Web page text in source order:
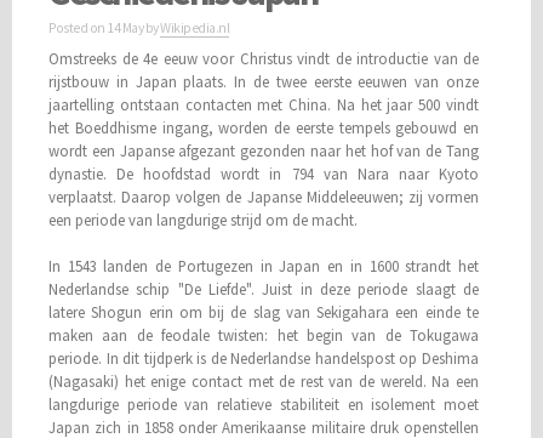
Posted on 14 MaybyWikipedia.nl
Omstreeks de 4e eeuw voor Christus vindt de introductie van de
rijstbouw in Japan plaats. In de twee eerste eeuwen van onze
jaartelling ontstaan contacten met China. Na het jaar 500 vindt
het Boeddhisme ingang, worden de eerste tempels gebouwd en
wordt een Japanse afgezant gezonden naar het hof van de Tang
dynastie. De hoofdstad wordt in 794 van Nara naar Kyoto
verplaatst. Daarop volgen de Japanse Middeleeuwen; zij vormen
een periode van langdurige strijd om de macht.
In 1543 landen de Portugezen in Japan en in 1600 strandt het
Nederlandse schip "De Liefde". Juist in deze periode slaagt de
latere Shogun erin om bij de slag van Sekigahara een einde te
maken aan de feodale twisten: het begin van de Tokugawa
periode. In dit tijdperk is de Nederlandse handelspost op Deshima
(Nagasaki) het enige contact met de rest van de wereld. Na een
langdurige periode van relatieve stabiliteit en isolement moet
Japan zich in 1858 onder Amerikaanse militaire druk openstellen